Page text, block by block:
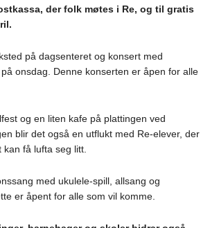
der folk møtes i Re, og til gratis
på dagsenteret og konsert med
onsdag. Denne konserten er åpen for alle
og en liten kafe på plattingen ved
blir det også en utflukt med Re-elever, der
få lufta seg litt.
med ukulele-spill, allsang og
er åpent for alle som vil komme.